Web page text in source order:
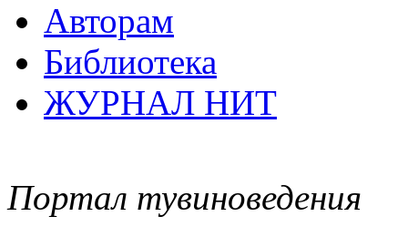
Авторам
Библиотека
ЖУРНАЛ НИТ
Портал тувиноведения